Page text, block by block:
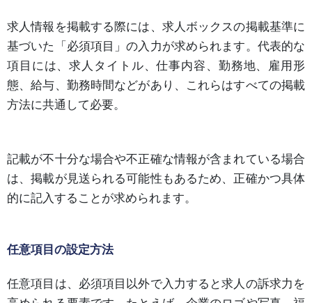
求人情報を掲載する際には、求人ボックスの掲載基準に
基づいた「必須項目」の入力が求められます。代表的な
項目には、求人タイトル、仕事内容、勤務地、雇用形
態、給与、勤務時間などがあり、これらはすべての掲載
方法に共通して必要。
記載が不十分な場合や不正確な情報が含まれている場合
は、掲載が見送られる可能性もあるため、正確かつ具体
的に記入することが求められます。
任意項目の設定方法
任意項目は、必須項目以外で入力すると求人の訴求力を